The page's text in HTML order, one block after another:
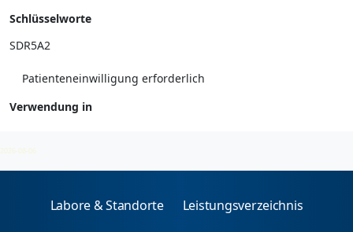
Schlüsselworte
SDR5A2
Patienteneinwilligung erforderlich
Verwendung in
2026-08-06
Labore & Standorte Leistungsverzeichnis